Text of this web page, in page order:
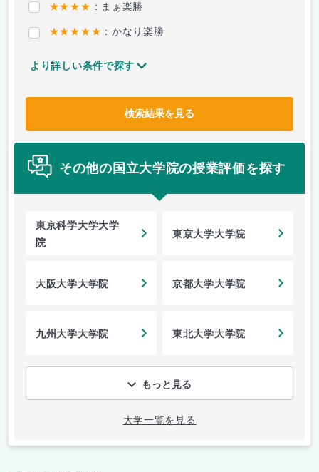
★★★★ ：まぁ楽勝
★★★★★ ：かなり楽勝
より詳しい条件で探す
検索結果を見る
その他の国立大学院の授業評価を探す
東京科学大学大学
院
東京大学大学院
大阪大学大学院 京都大学大学院
九州大学大学院 東北大学大学院
もっと見る
大学一覧を見る